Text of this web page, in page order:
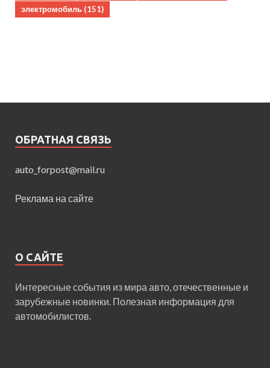
электромобиль (151)
ОБРАТНАЯ СВЯЗЬ
auto_forpost@mail.ru
Реклама на сайте
О САЙТЕ
Интересные события из мира авто, отечественные и
зарубежные новинки. Полезная информация для
автомобилистов.